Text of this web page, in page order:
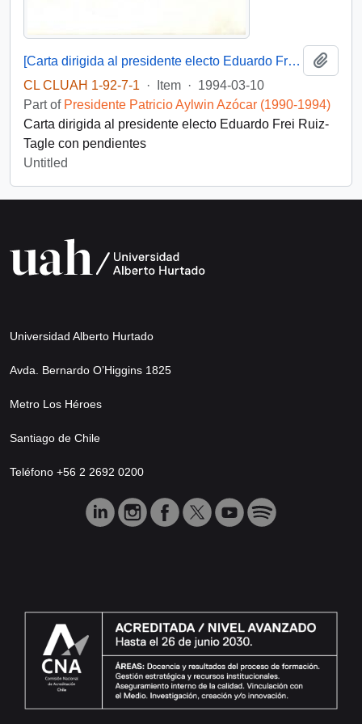
[Carta dirigida al presidente electo Eduardo Frei Ruiz-Tagle]
CL CLUAH 1-92-7-1
· Item · 1994-03-10
Part of Presidente Patricio Aylwin Azócar (1990-1994)
Carta dirigida al presidente electo Eduardo Frei Ruiz-
Tagle con pendientes
Untitled
Universidad Alberto Hurtado
Avda. Bernardo O’Higgins 1825
Metro Los Héroes
Santiago de Chile
Teléfono +56 2 2692 0200